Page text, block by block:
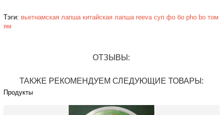
Тэги: вьетнамская лапша китайская лапша reeva суп фо бо pho bo том
ям
ОТЗЫВЫ:
ТАКЖЕ РЕКОМЕНДУЕМ СЛЕДУЮЩИЕ ТОВАРЫ:
Продукты